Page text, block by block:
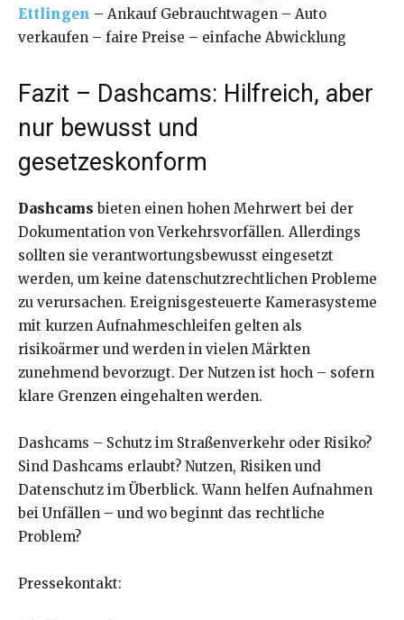
Ettlingen – Ankauf Gebrauchtwagen – Auto
verkaufen – faire Preise – einfache Abwicklung
Fazit – Dashcams: Hilfreich, aber
nur bewusst und
gesetzeskonform
Dashcams bieten einen hohen Mehrwert bei der
Dokumentation von Verkehrsvorfällen. Allerdings
sollten sie verantwortungsbewusst eingesetzt
werden, um keine datenschutzrechtlichen Probleme
zu verursachen. Ereignisgesteuerte Kamerasysteme
mit kurzen Aufnahmeschleifen gelten als
risikoärmer und werden in vielen Märkten
zunehmend bevorzugt. Der Nutzen ist hoch – sofern
klare Grenzen eingehalten werden.
Dashcams – Schutz im Straßenverkehr oder Risiko?
Sind Dashcams erlaubt? Nutzen, Risiken und
Datenschutz im Überblick. Wann helfen Aufnahmen
bei Unfällen – und wo beginnt das rechtliche
Problem?
Pressekontakt: